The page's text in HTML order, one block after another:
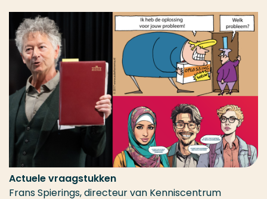
Actuele vraagstukken
Frans Spierings, directeur van Kenniscentrum